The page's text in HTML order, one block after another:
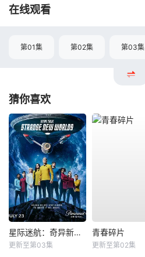
在线观看
第01集 第02集 第03集
猜你喜欢
星际迷航：奇异新世界第四季
更新至第03集
青春碎片
更新至第02集